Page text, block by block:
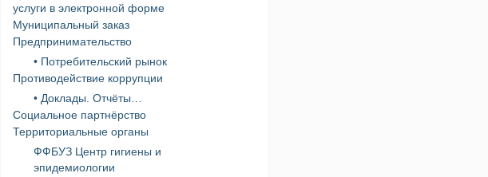
услуги в электронной форме
Муниципальный заказ
Предпринимательство
• Потребительский рынок
Противодействие коррупции
• Доклады. Отчёты…
Социальное партнёрство
Территориальные органы
ФФБУЗ Центр гигиены и
эпидемиологии